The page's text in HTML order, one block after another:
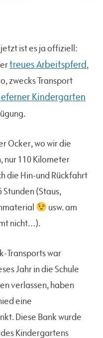
ist es ja offiziell:
treues Arbeitspferd,
zwecks Transport
Kindergarten
Ocker, wo wir die
nur 110 Kilometer
die Hin-und Rückfahrt
(Staus,
usw. am
nicht…).
Transports war
Jahr in die Schule
verlassen, haben
eine
Diese Bank wurde
Kindergartens